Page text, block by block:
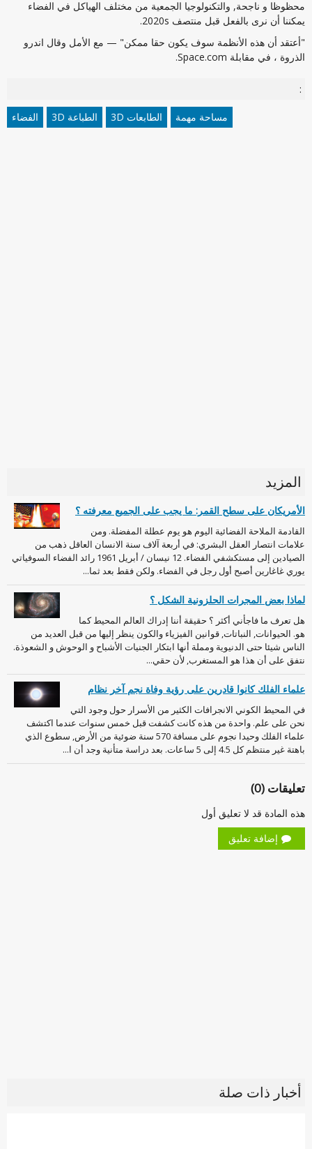
محظوظا و ناجحة, والتكنولوجيا الجمعية من مختلف الهياكل في الفضاء
يمكننا أن نرى بالفعل قبل منتصف 2020s.
"أعتقد أن هذه الأنظمة سوف يكون حقا ممكن" — مع الأمل وقال اندرو
الذروة ، في مقابلة Space.com.
:
الفضاء الطباعة 3D الطابعات 3D مساحة مهمة
المزيد
الأمريكان على سطح القمر: ما يجب على الجميع معرفته ؟
القادمة الملاحة الفضائية اليوم هو يوم عطلة المفضلة. ومن
علامات انتصار العقل البشري: في أربعة آلاف سنة الانسان العاقل ذهب من
الصيادين إلى مستكشفي الفضاء. 12 نيسان / أبريل 1961 رائد الفضاء السوفياتي
يوري غاغارين أصبح أول رجل في الفضاء. ولكن فقط بعد ثما...
لماذا بعض المجرات الحلزونية الشكل ؟
هل تعرف ما فاجأني أكثر ؟ حقيقة أننا إدراك العالم المحيط كما
هو. الحيوانات, النباتات, قوانين الفيزياء والكون ينظر إليها من قبل العديد من
الناس شيئا حتى الدنيوية ومملة أنها ابتكار الجنيات الأشباح و الوحوش و الشعوذة.
نتفق على أن هذا هو المستغرب, لأن حقي...
علماء الفلك كانوا قادرين على رؤية وفاة نجم آخر نظام
في المحيط الكوني الانجرافات الكثير من الأسرار حول وجود التي
نحن على علم. واحدة من هذه كانت كشفت قبل خمس سنوات عندما اكتشف
علماء الفلك وحيدا نجوم على مسافة 570 سنة ضوئية من الأرض, سطوع الذي
باهتة غير منتظم كل 4.5 إلى 5 ساعات. بعد دراسة متأنية وجد أن ا...
تعليقات (0)
هذه المادة قد لا تعليق أول
إضافة تعليق
أخبار ذات صلة